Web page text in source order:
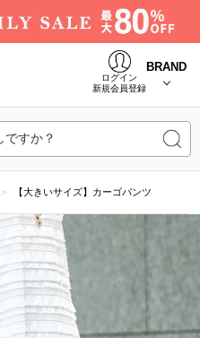
ログイン
新規会員登録
BRAND
ですか？
【大きいサイズ】カーゴパンツ